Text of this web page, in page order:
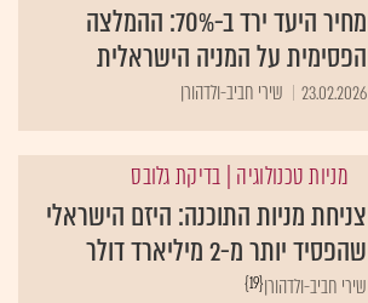
מחיר היעד ירד ב-70%: ההמלצה
הפסימית על המניה הישראלית
23.02.2026 שירי חביב-ולדהורן
מניות טכנולוגיה | בדיקת גלובס
צניחת מניות התוכנה: היזם הישראלי
שהפסיד יותר מ-2 מיליארד דולר
{19}שירי חביב-ולדהורן